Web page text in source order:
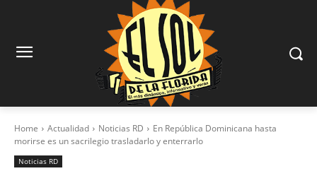
Home Actualidad Noticias RD
En República Dominicana hasta
morirse es un sacrilegio trasladarlo y enterrarlo
Noticias RD